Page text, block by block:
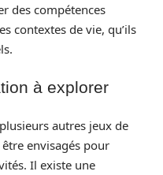
des compétences
contextes de vie, qu’ils
à explorer
autres jeux de
envisagés pour
Il existe une